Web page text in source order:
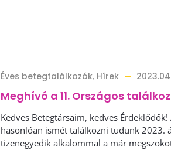
Éves betegtalálkozók, Hírek
Meghívó a 11. Országos
Kedves Betegtársaim, kedves Érdeklődők!
hasonlóan ismét találkozni tudunk 2023.
tizenegyedik alkalommal a már